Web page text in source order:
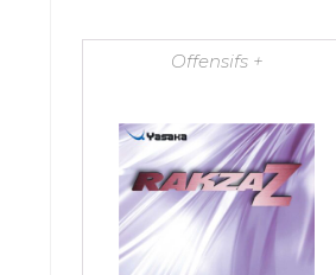
Offensifs +